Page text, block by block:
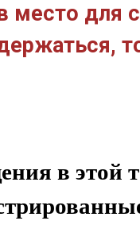
место для
в этой